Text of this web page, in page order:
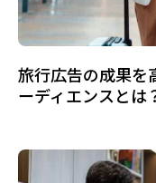
旅行広告の成果
ーディエンスとは